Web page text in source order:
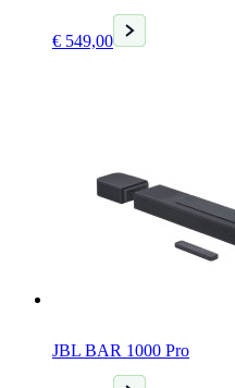
€ 549,00
Huidige
prijs
JBL BAR 1000 Pro
Huidige